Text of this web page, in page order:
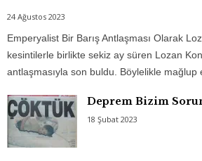
24 Ağustos 2023
Emperyalist Bir Barış Antlaşması Olarak
kesintilerle birlikte sekiz ay süren Lozan
antlaşmasıyla son buldu. Böylelikle mağlup
Deprem Bizim
18 Şubat 2023